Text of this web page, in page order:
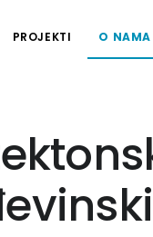
PROJEKTI O NAMA